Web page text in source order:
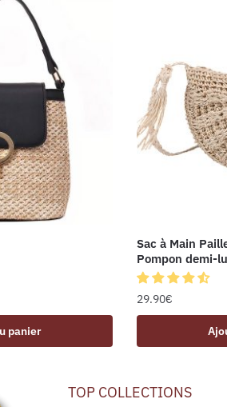
panier
Sac à Main
Pompon demi-
29.90€
TOP COLLECTIONS